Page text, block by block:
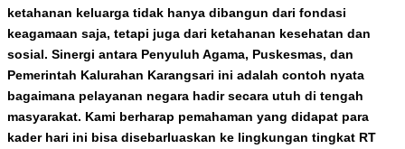
ketahanan keluarga tidak hanya dibangun dari fondasi
keagamaan saja, tetapi juga dari ketahanan kesehatan dan
sosial. Sinergi antara Penyuluh Agama, Puskesmas, dan
Pemerintah Kalurahan Karangsari ini adalah contoh nyata
bagaimana pelayanan negara hadir secara utuh di tengah
masyarakat. Kami berharap pemahaman yang didapat para
kader hari ini bisa disebarluaskan ke lingkungan tingkat RT